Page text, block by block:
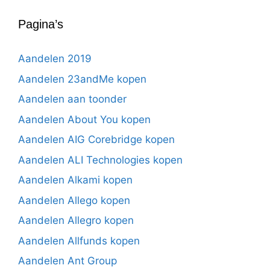
Pagina’s
Aandelen 2019
Aandelen 23andMe kopen
Aandelen aan toonder
Aandelen About You kopen
Aandelen AIG Corebridge kopen
Aandelen ALI Technologies kopen
Aandelen Alkami kopen
Aandelen Allego kopen
Aandelen Allegro kopen
Aandelen Allfunds kopen
Aandelen Ant Group